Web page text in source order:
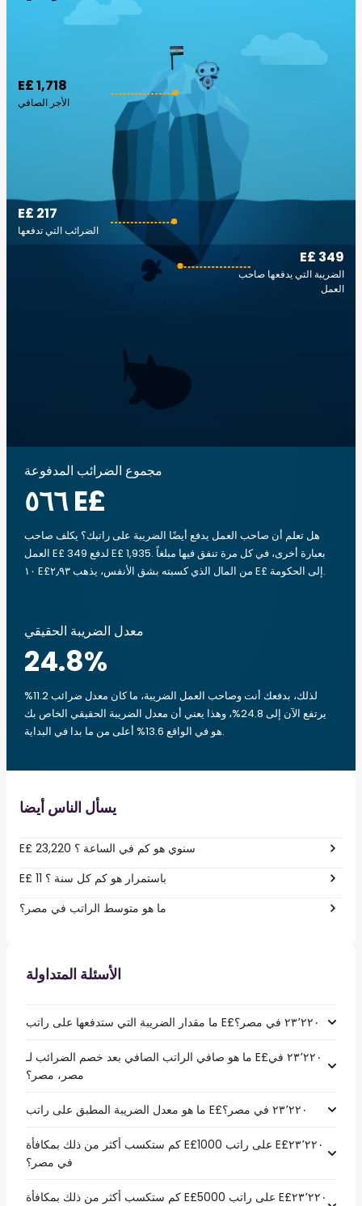
E£ 1,718
الأجر الصافي
E£ 349
الضريبة التي يدفعها صاحب
العمل
E£ 217
الضرائب التي تدفعها
مجموع الضرائب المدفوعة
‏٥٦٦ E£
هل تعلم أن صاحب العمل يدفع أيضًا الضريبة على راتبك؟ يكلف صاحب
العمل E£ 349 لدفع E£ 1,935. بعبارة أخرى، في كل مرة تنفق فيها مبلغاً
‏١٠ E£من المال الذي كسبته بشق الأنفس، يذهب ‏٢٫٩٣ E£ إلى الحكومة.
معدل الضريبة الحقيقي
24.8%
لذلك، بدفعك أنت وصاحب العمل الضريبة، ما كان معدل ضرائب 11.2%
يرتفع الآن إلى 24.8%، وهذا يعني أن معدل الضريبة الحقيقي الخاص بك
هو في الواقع 13.6% أعلى من ما بدا في البداية.
يسأل الناس أيضا
E£ 23,220 سنوي هو كم في الساعة ؟
E£ 11 باستمرار هو كم كل سنة ؟
ما هو متوسط الراتب في مصر؟
الأسئلة المتداولة
ما هو صافي الراتب الصافي بعد خصم الضرائب لـ E£‏٢٣٬٢٢٠ في
مصر، مصر؟
كم ستكسب أكثر من ذلك بمكافأة E£1000 على راتب E£‏٢٣٬٢٢٠
في مصر؟
كم ستكسب أكثر من ذلك بمكافأة E£5000 على راتب E£‏٢٣٬٢٢٠